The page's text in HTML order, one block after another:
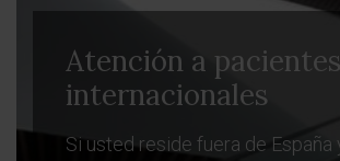
Atención a pacientes
internacionales
Si usted reside fuera de España